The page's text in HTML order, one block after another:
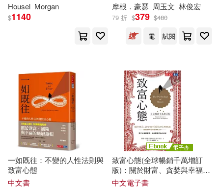
電子書 (可複選)
適合手機平板閱讀(2)
其他 (可複選)
現在可購買商品(12)
作者/演唱/譯/編/繪(17)
價格
範圍
Housel Morgan
$1140
摩根．豪瑟 周玉文 林俊宏
79 折 $379 $480
電
試閱
一如既往：不變的人性法則與
致富心態
中文書
致富心態(全球暢銷千萬增訂
版)：關於財富、貪婪與幸福的
20堂理財課 (電子書)
中文電子書